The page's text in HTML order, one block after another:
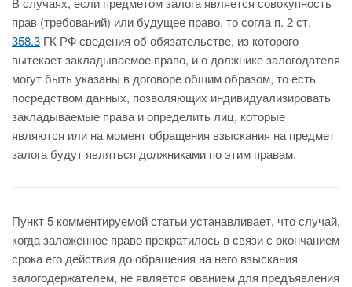
прав (требований) или будущее право, то согла п. 2 ст.
358.3 ГК РФ сведения об обязательстве, из которого
вытекает закладываемое право, и о должнике залогодателя
могут быть указаны в договоре общим образом, то есть
посредством данных, позволяющих индивидуализировать
закладываемые права и определить лиц, которые
являются или на момент обращения взыскания на предмет
залога будут являться должниками по этим правам.
Пункт 5 комментируемой статьи устанавливает, что случай,
когда заложенное право прекратилось в связи с окончанием
срока его действия до обращения на него взыскания
залогодержателем, не является ованием для предъявления